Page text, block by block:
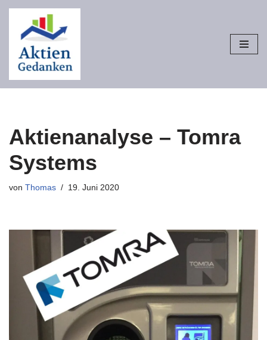
Zum
Inhalt
springen
Aktienanalyse – Tomra
Systems
von Thomas 19. Juni 2020